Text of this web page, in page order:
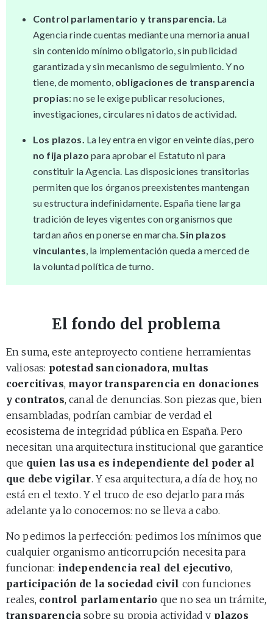
Control parlamentario y transparencia. La
Agencia rinde cuentas mediante una memoria anual
sin contenido mínimo obligatorio, sin publicidad
garantizada y sin mecanismo de seguimiento. Y no
tiene, de momento, obligaciones de transparencia
propias: no se le exige publicar resoluciones,
investigaciones, circulares ni datos de actividad.
Los plazos. La ley entra en vigor en veinte días, pero
no fija plazo para aprobar el Estatuto ni para
constituir la Agencia. Las disposiciones transitorias
permiten que los órganos preexistentes mantengan
su estructura indefinidamente. España tiene larga
tradición de leyes vigentes con organismos que
tardan años en ponerse en marcha. Sin plazos
vinculantes , la implementación queda a merced de
la voluntad política de turno.
El fondo del problema
En suma, este anteproyecto contiene herramientas
valiosas: potestad sancionadora, multas
coercitivas, mayor transparencia en donaciones
y contratos, canal de denuncias. Son piezas que, bien
ensambladas, podrían cambiar de verdad el
ecosistema de integridad pública en España. Pero
necesitan una arquitectura institucional que garantice
que quien las usa es independiente del poder al
que debe vigilar. Y esa arquitectura, a día de hoy, no
está en el texto. Y el truco de eso dejarlo para más
adelante ya lo conocemos: no se lleva a cabo.
No pedimos la perfección: pedimos los mínimos que
cualquier organismo anticorrupción necesita para
funcionar: independencia real del ejecutivo,
participación de la sociedad civil con funciones
reales, control parlamentario que no sea un trámite,
transparencia sobre su propia actividad y plazos